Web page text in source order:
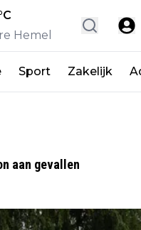
Hemel
Sport Zakelijk
aan gevallen